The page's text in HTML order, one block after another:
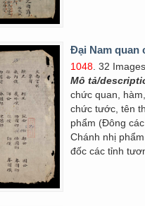
Đại Nam quan
1048. 32
Mô tả/
chức quan,
chức tước, tên
phẩm (Đông
Chánh nhị
đốc các tỉnh